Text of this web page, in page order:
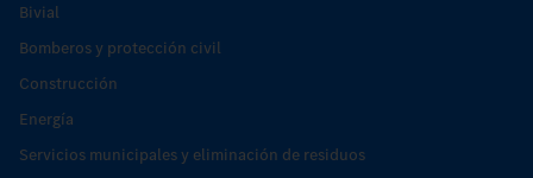
Bivial
Bomberos y protección civil
Construcción
Energía
Servicios municipales y eliminación de residuos